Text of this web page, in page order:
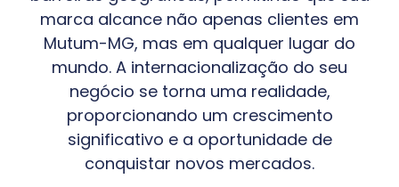
marca alcance não apenas clientes em
Mutum-MG, mas em qualquer lugar do
mundo. A internacionalização do seu
negócio se torna uma realidade,
proporcionando um crescimento
significativo e a oportunidade de
conquistar novos mercados.